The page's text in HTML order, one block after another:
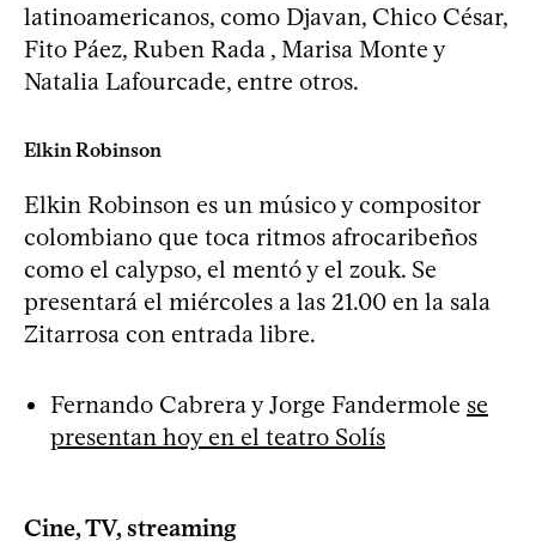
latinoamericanos, como Djavan, Chico César,
Fito Páez, Ruben Rada , Marisa Monte y
Natalia Lafourcade, entre otros.
Elkin Robinson
Elkin Robinson es un músico y compositor
colombiano que toca ritmos afrocaribeños
como el calypso, el mentó y el zouk. Se
presentará el miércoles a las 21.00 en la sala
Zitarrosa con entrada libre.
Fernando Cabrera y Jorge Fandermole se
presentan hoy en el teatro Solís
Cine, TV, streaming